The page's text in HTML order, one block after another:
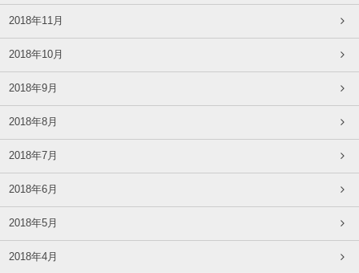
2018年11月
2018年10月
2018年9月
2018年8月
2018年7月
2018年6月
2018年5月
2018年4月